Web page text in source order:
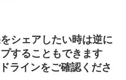
シェアしたい時は逆に
することもできます
ラインをご確認くださ